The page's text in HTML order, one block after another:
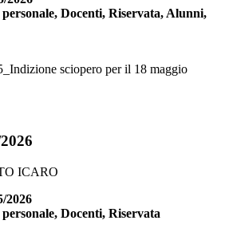
Docenti, Riservata, Alunni,
sciopero per il 18 maggio
ICARO
2026
Docenti, Riservata